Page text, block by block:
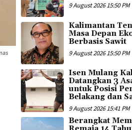
9 August 2026 15:50 PM
Kalimantan
Masa Depan
Berbasis Sawit
9 August 2026 15:50 PM
Isen Mulang
Datangkan 3
untuk Posisi
Belakang dan
9 August 2026 15:41 PM
Berangkat